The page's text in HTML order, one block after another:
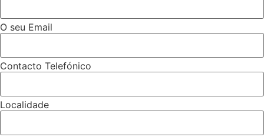
O seu Email
Contacto Telefónico
Localidade